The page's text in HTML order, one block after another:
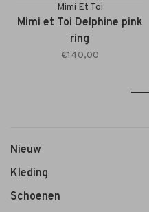
Mimi Et Toi
Mimi et Toi Delphine pink
ring
€140,00
1
Nieuw
Kleding
Schoenen